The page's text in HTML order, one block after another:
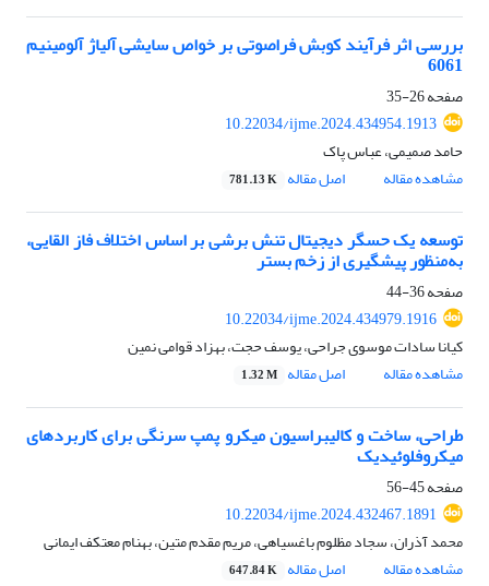
بررسی اثر فرآیند کوبش فراصوتی بر خواص سایشی آلیاژ آلومینیم
6061
صفحه26-35
10.22034/ijme.2024.434954.1913
حامد صمیمی، عباس پاک
مشاهده مقاله
اصل مقاله 781.13 K
توسعه یک حسگر دیجیتال تنش برشی بر اساس اختلاف ‌فاز القایی،
به‌منظور پیشگیری از زخم بستر
صفحه36-44
10.22034/ijme.2024.434979.1916
کیانا سادات موسوی جراحی، یوسف حجت، بهزاد قوامی نمین
مشاهده مقاله
اصل مقاله 1.32 M
طراحی، ساخت و کالیبراسیون میکرو پمپ سرنگی برای کاربرد‌های
میکروفلوئیدیک
صفحه45-56
10.22034/ijme.2024.432467.1891
محمد آذران، سجاد مظلوم باغسیاهی، مریم مقدم متین، بهنام معتکف ایمانی
مشاهده مقاله
اصل مقاله 647.84 K